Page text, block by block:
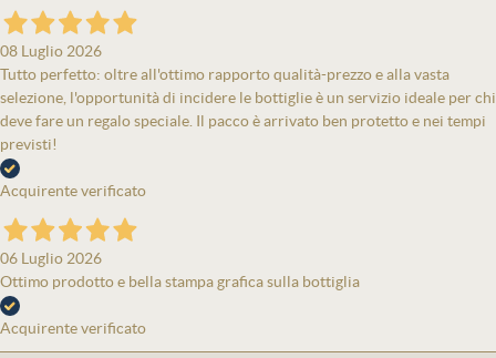
08 Luglio 2026
Tutto perfetto: oltre all'ottimo rapporto qualità-prezzo e alla vasta
selezione, l'opportunità di incidere le bottiglie è un servizio ideale per chi
deve fare un regalo speciale. Il pacco è arrivato ben protetto e nei tempi
previsti!
Acquirente verificato
06 Luglio 2026
Ottimo prodotto e bella stampa grafica sulla bottiglia
Acquirente verificato